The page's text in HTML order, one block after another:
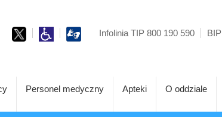
Infolinia TIP 800 190 590 BIP
Personel medyczny Apteki O oddziale